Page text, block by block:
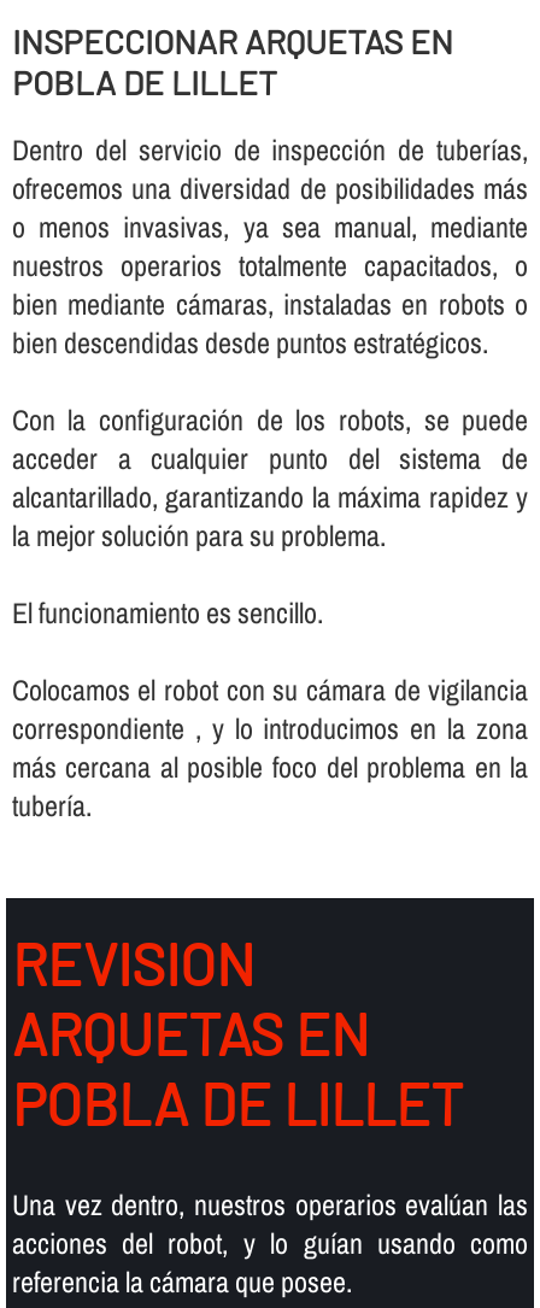
INSPECCIONAR ARQUETAS EN
POBLA DE LILLET
Dentro del servicio de inspección de tuberí­as,
ofrecemos una diversidad de posibilidades más
o menos invasivas, ya sea manual, mediante
nuestros operarios totalmente capacitados, o
bien mediante cámaras, instaladas en robots o
bien descendidas desde puntos estratégicos.
Con la configuración de los robots, se puede
acceder a cualquier punto del sistema de
alcantarillado, garantizando la máxima rapidez y
la mejor solución para su problema.
El funcionamiento es sencillo.
Colocamos el robot con su cámara de vigilancia
correspondiente , y lo introducimos en la zona
más cercana al posible foco del problema en la
tuberí­a.
REVISION
ARQUETAS EN
POBLA DE LILLET
Una vez dentro, nuestros operarios evalúan las
acciones del robot, y lo guí­an usando como
referencia la cámara que posee.